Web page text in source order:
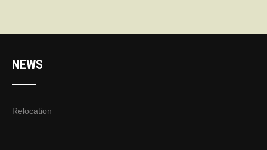
NEWS
Relocation